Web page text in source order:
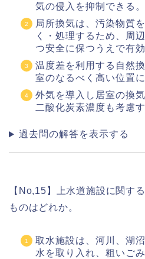
気の侵入を抑制できる。
局所換気は、汚染物質
く・処理するため、周
つ安全に保つうえで有効
温度差を利用する自然
室のなるべく高い位置
外気を導入し居室の換
二酸化炭素濃度も考慮す
過去問の解答を表示する
【No,15】上水道施設に関す
ものはどれか。
取水施設は、河川、湖
水を取り入れ、粗いご